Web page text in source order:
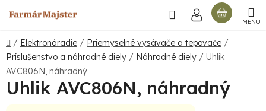
na
obsah
Hľadať
Domov
/ Elektronáradie / Priemyselné vysávače a tepovače /
Príslušenstvo a náhradné diely / Náhradné diely / Uhlik
AVC806N, náhradný
Uhlik AVC806N, náhradný